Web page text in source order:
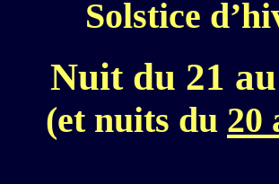
Solstice
Nuit du 21
(et nuits du 20